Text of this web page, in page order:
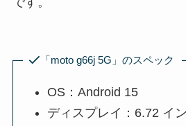
「moto g66j 5G」のスペック
OS：Android 15
ディスプレイ：6.72 イ